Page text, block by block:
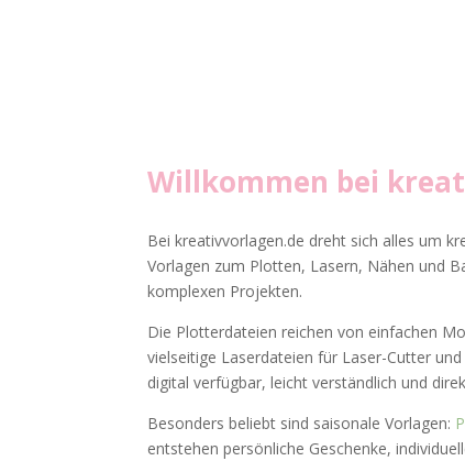
Willkommen bei
Bei kreativvorlagen.de dreht sich alles um
Vorlagen zum Plotten, Lasern, Nähen und
komplexen Projekten.
Die Plotterdateien reichen von einfachen
vielseitige Laserdateien für Laser-Cutter
digital verfügbar, leicht verständlich und
Besonders beliebt sind saisonale Vorlagen:
entstehen persönliche Geschenke,